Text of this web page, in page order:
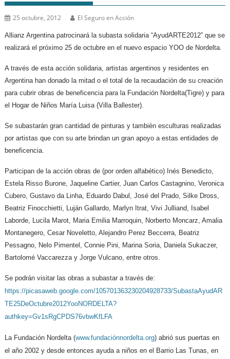
25 octubre, 2012 El Seguro en Acción
Allianz Argentina patrocinará la subasta solidaria “AyudARTE2012” que se
realizará el próximo 25 de octubre en el nuevo espacio YOO de Nordelta.
A través de esta acción solidaria, artistas argentinos y residentes en
Argentina han donado la mitad o el total de la recaudación de su creación
para cubrir obras de beneficencia para la Fundación Nordelta(Tigre) y para
el Hogar de Niños María Luisa (Villa Ballester).
Se subastarán gran cantidad de pinturas y también esculturas realizadas
por artistas que con su arte brindan un gran apoyo a estas entidades de
beneficencia.
Participan de la acción obras de (por orden alfabético) Inés Benedicto,
Estela Risso Burone, Jaqueline Cartier, Juan Carlos Castagnino, Veronica
Cubero, Gustavo da Linha, Eduardo Dabul, José del Prado, Silke Dross,
Beatriz Finocchietti, Luján Gallardo, Marlyn Itrat, Vivi Julliand, Isabel
Laborde, Lucila Marot, Maria Emilia Marroquin, Norberto Moncarz, Amalia
Montanegero, Cesar Noveletto, Alejandro Perez Beccerra, Beatriz
Pessagno, Nelo Pimentel, Connie Pini, Marina Soria, Daniela Sukaczer,
Bartolomé Vaccarezza y Jorge Vulcano, entre otros.
Se podrán visitar las obras a subastar a través de:
https://picasaweb.google.com/105701363230204928733/SubastaAyudAR
TE25DeOctubre2012YooNORDELTA?
authkey=Gv1sRgCPDS76vbwKfLFA
La Fundación Nordelta (www.fundaciónnordelta.org) abrió sus puertas en
el año 2002 y desde entonces ayuda a niños en el Barrio Las Tunas, en